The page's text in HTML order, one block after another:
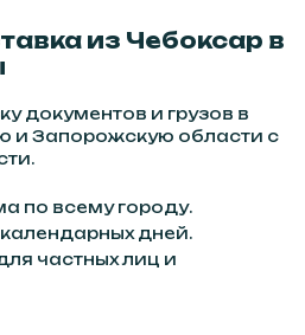
из Чебоксар в
документов и грузов в
и Запорожскую области с
по всему городу.
дней.
частных лиц и